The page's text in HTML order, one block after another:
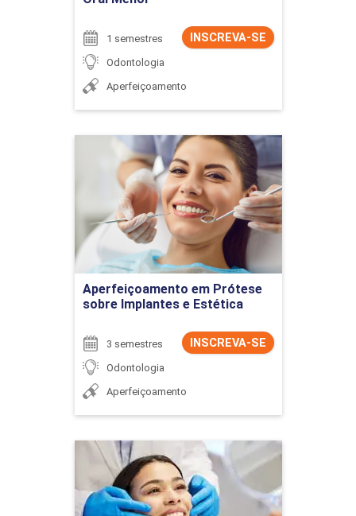
INSCREVA-SE
1 semestres
Odontologia
Aperfeiçoamento
Aperfeiçoamento em Prótese
sobre Implantes e Estética
INSCREVA-SE
3 semestres
Odontologia
Aperfeiçoamento
Aperfeiçoamento em
Prótese sobre Implantes e
Estética
Detalhes do curso
Aperfeiçoamento em
Reabilitação Oral
Detalhes do curso